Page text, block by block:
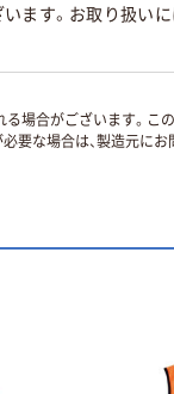
ます。お取り扱い
る場合がございます。こ
な場合は、製造元にお